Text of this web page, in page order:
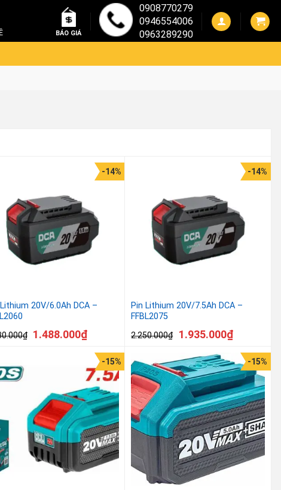
BÁO GIÁ
0908770279
0946554006
0963289290
20V/6.0Ah DCA –
₫
-14%
1.488.000₫
Pin Lithium 20V/7.5Ah DCA –
FFBL2075
2.250.000₫
-14%
1.935.000₫
-15% -15%